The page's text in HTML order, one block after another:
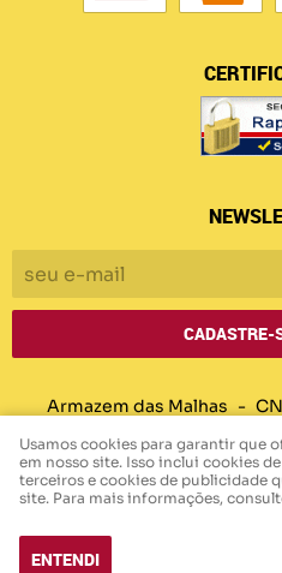
CADASTRE-
Armazem das Malhas
LOJA VIRTUAL CRIADA POR
Usamos cookies para garantir que
em nosso site. Isso inclui cookies
terceiros e cookies de publicidade
site. Para mais informações,
ENTENDI